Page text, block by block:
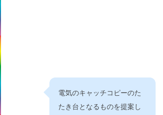
電気のキャッチコピーのた
たき台となるものを提案し